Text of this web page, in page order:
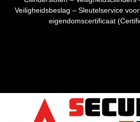
Veiligheidsbeslag – Sleutelservice
eigendomscertificaat